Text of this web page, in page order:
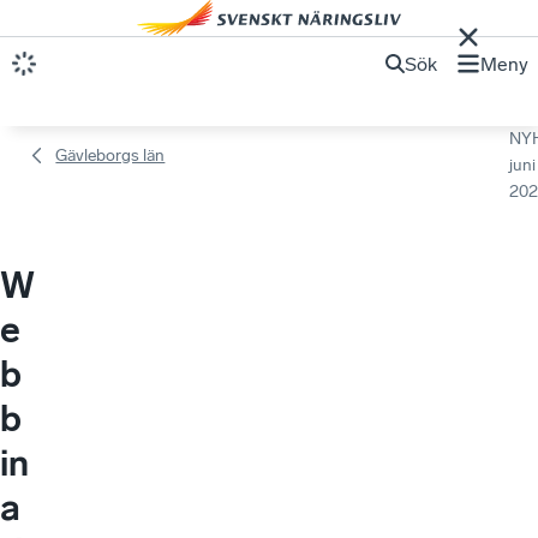
Sök Meny
Gävleborgs län
juni
W
e
b
b
in
a